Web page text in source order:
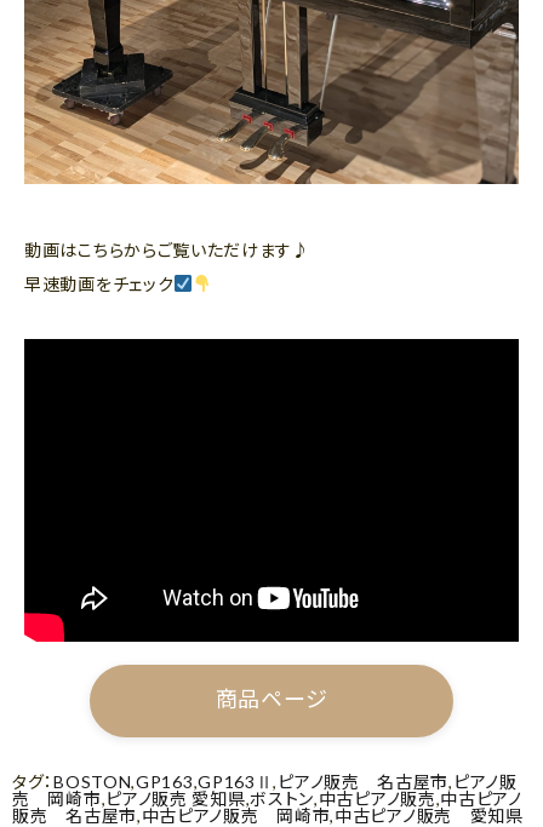
動画はこちらからご覧いただけます♪
早速動画をチェック
商品ページ
タグ：BOSTON,GP163,GP163Ⅱ, ピアノ販売 名古屋市, ピアノ販
売 岡崎市,ピアノ販売 愛知県,ボストン,中古ピアノ販売,中古ピアノ
販売 名古屋市,中古ピアノ販売 岡崎市,中古ピアノ販売 愛知県